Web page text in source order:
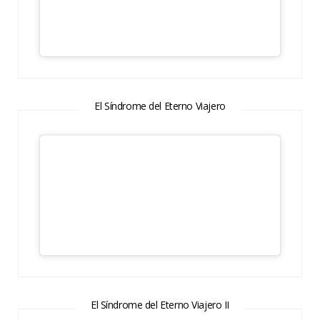
El Síndrome del Eterno Viajero
El Síndrome del Eterno Viajero II